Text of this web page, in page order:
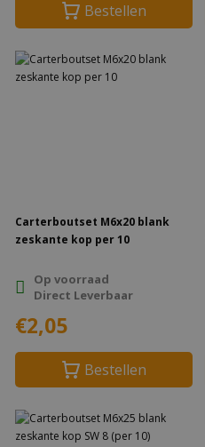
Bestellen
Carterboutset M6x20 blank
zeskante kop per 10
Op voorraad
Direct Leverbaar
€2,05
Bestellen